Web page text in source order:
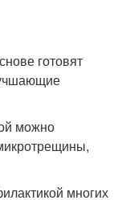
готовят
можно
многих